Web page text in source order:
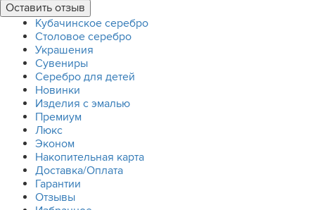
Кубачинское серебро
Столовое серебро
Украшения
Сувениры
Серебро для детей
Новинки
Изделия с эмалью
Премиум
Люкс
Эконом
Накопительная карта
Доставка/Оплата
Гарантии
Отзывы